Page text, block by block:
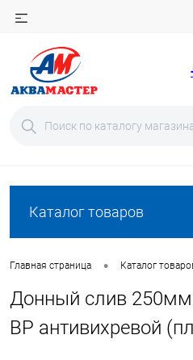
Каталог товаров
Главная страница • Каталог
Донный слив 250мм
ВР антивихревой